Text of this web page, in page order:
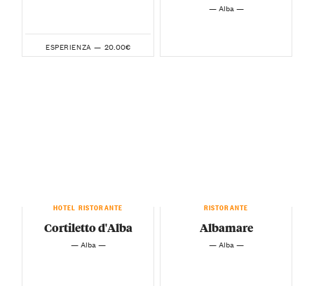
ESPERIENZA — 20.00€
— Alba —
HOTEL RISTORANTE
Cortiletto d'Alba
— Alba —
RISTORANTE
Albamare
— Alba —